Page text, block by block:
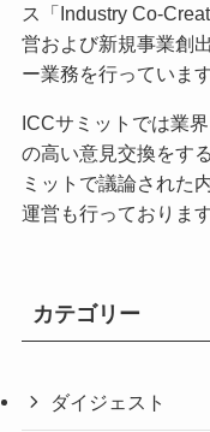
ス「Industry Co-
営および新規事業創
ー業務を行っています
ICCサミットでは業
の高い意見交換をす
ミットで議論された
運営も行っております
カテゴリー
ダイジェスト